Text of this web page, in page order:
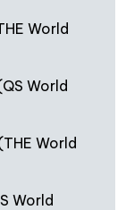
World
World
World
World